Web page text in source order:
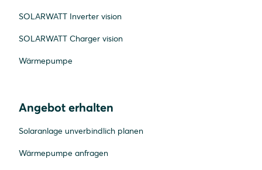
SOLARWATT Inverter vision
SOLARWATT Charger vision
Wärmepumpe
Angebot erhalten
Solaranlage unverbindlich planen
Wärmepumpe anfragen